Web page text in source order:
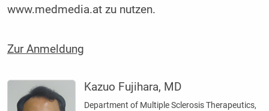
www.medmedia.at zu nutzen.
Zur Anmeldung
Kazuo Fujihara, MD
Department of Multiple Sclerosis Therapeutics,